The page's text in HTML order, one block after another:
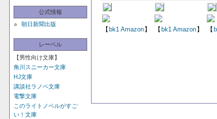
公式情報
朝日新聞出版
レーベル
【男性向け文庫】
角川スニーカー文庫
HJ文庫
講談社ラノベ文庫
電撃文庫
このライトノベルがすご
い！文庫
【 bk1 Amazon 】 【 bk1 Amazon 】 【